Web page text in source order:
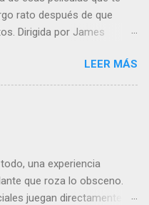
rato después de que
Dirigida por James
en los juicios de
Guerra Mundial ,
eventos judiciales.
y uno de
LEER MÁS
una experiencia
que roza lo obsceno.
juegan directamente en